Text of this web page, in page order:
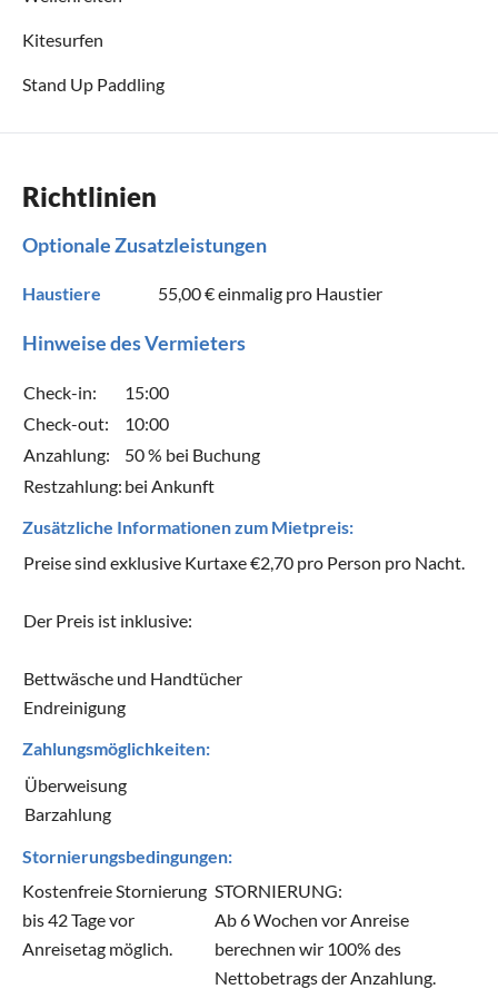
Kitesurfen
Stand Up Paddling
Richtlinien
Optionale Zusatzleistungen
Haustiere 55,00 €einmalig pro Haustier
Hinweise des Vermieters
Check-in:
15:00
Check-out:
10:00
Anzahlung:
50 % bei Buchung
Restzahlung: bei Ankunft
Zusätzliche Informationen zum Mietpreis:
Preise sind exklusive Kurtaxe €2,70 pro Person pro Nacht.
Der Preis ist inklusive:
Bettwäsche und Handtücher
Endreinigung
Zahlungsmöglichkeiten:
Überweisung
Barzahlung
Stornierungsbedingungen:
Kostenfreie Stornierung
bis 42 Tage vor
Anreisetag möglich.
STORNIERUNG:
Ab 6 Wochen vor Anreise
berechnen wir 100% des
Nettobetrags der Anzahlung.